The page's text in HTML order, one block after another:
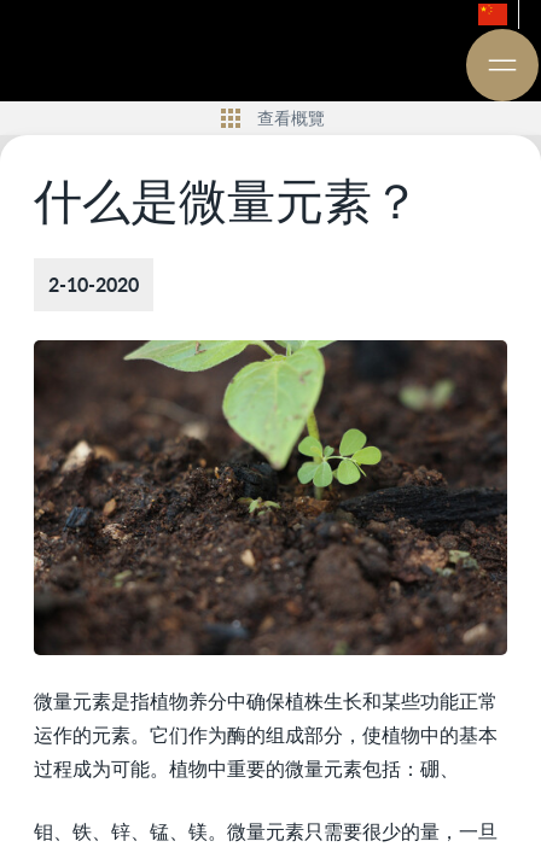
查看概覽
什么是微量元素？
2-10-2020
微量元素是指植物养分中确保植株生长和某些功能正常
运作的元素。它们作为酶的组成部分，使植物中的基本
过程成为可能。植物中重要的微量元素包括：硼、
钼、铁、锌、锰、镁。微量元素只需要很少的量，一旦